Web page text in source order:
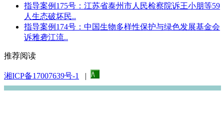
指导案例175号：江苏省泰州市人民检察院诉王小朋等59
人生态破坏民..
指导案例174号：中国生物多样性保护与绿色发展基金会
诉雅砻江流..
推荐阅读
湘ICP备17007639号-1 |